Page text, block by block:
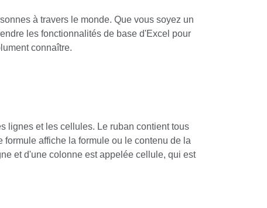
à travers le monde. Que vous soyez un
les fonctionnalités de base d'Excel pour
connaître.
lignes et les cellules. Le ruban contient tous
affiche la formule ou le contenu de la
et d'une colonne est appelée cellule, qui est